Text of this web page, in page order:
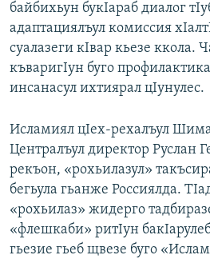
байбихьун букIараб диалог
адаптациялъул комиссия
суалазеги кIвар кьезе ккола.
къваригIун буго
инсанасул ихтиярал цIунулес.
Исламиял цIех-рехалъул
Централъул директор Руслан
рекъон, «рохьилазул»
бегьула гьанже Россиялда.
«рохьилаз» жидерго
«флешкаби» ритIун
гьезие гьеб щвезе буго